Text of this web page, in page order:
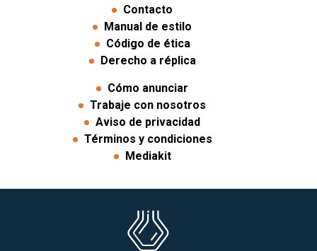
Contacto
Manual de estilo
Código de ética
Derecho a réplica
Cómo anunciar
Trabaje con nosotros
Aviso de privacidad
Términos y condiciones
Mediakit